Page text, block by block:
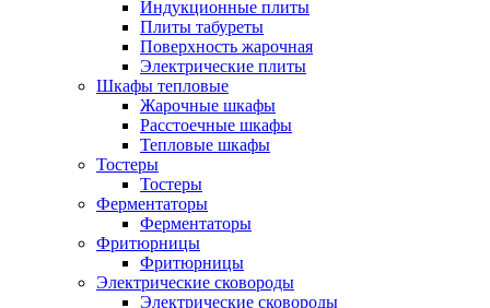
Индукционные плиты
Плиты табуреты
Поверхность жарочная
Электрические плиты
Шкафы тепловые
Жарочные шкафы
Расстоечные шкафы
Тепловые шкафы
Тостеры
Тостеры
Ферментаторы
Ферментаторы
Фритюрницы
Фритюрницы
Электрические сковороды
Электрические сковороды